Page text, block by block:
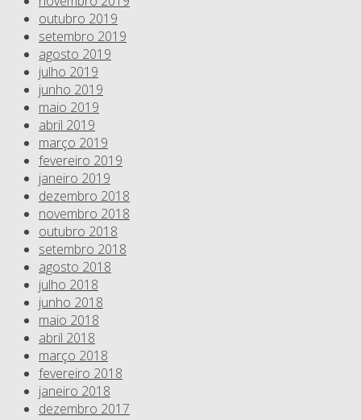
outubro 2019
setembro 2019
agosto 2019
julho 2019
junho 2019
maio 2019
abril 2019
março 2019
fevereiro 2019
janeiro 2019
dezembro 2018
novembro 2018
outubro 2018
setembro 2018
agosto 2018
julho 2018
junho 2018
maio 2018
abril 2018
março 2018
fevereiro 2018
janeiro 2018
dezembro 2017